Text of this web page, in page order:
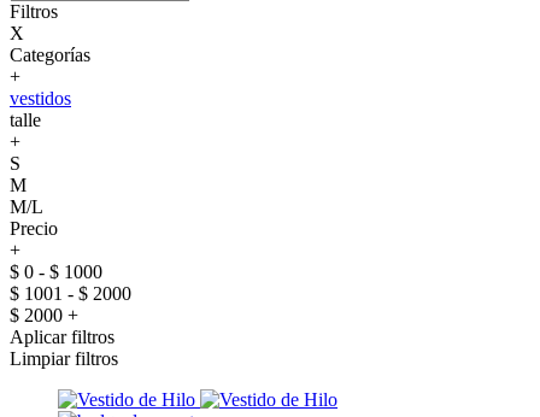
Filtros
X
Categorías
+
vestidos
talle
+
S
M
M/L
Precio
+
$ 0 - $ 1000
$ 1001 - $ 2000
$ 2000 +
Aplicar filtros
Limpiar filtros